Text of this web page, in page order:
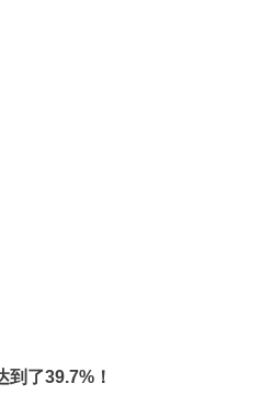
了39.7%！